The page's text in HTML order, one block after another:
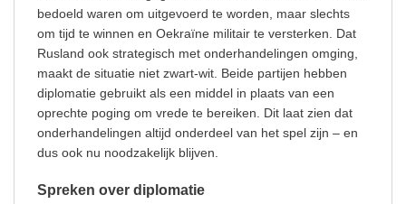
bedoeld waren om uitgevoerd te worden, maar slechts
om tijd te winnen en Oekraïne militair te versterken. Dat
Rusland ook strategisch met onderhandelingen omging,
maakt de situatie niet zwart-wit. Beide partijen hebben
diplomatie gebruikt als een middel in plaats van een
oprechte poging om vrede te bereiken. Dit laat zien dat
onderhandelingen altijd onderdeel van het spel zijn – en
dus ook nu noodzakelijk blijven.
Spreken over diplomatie